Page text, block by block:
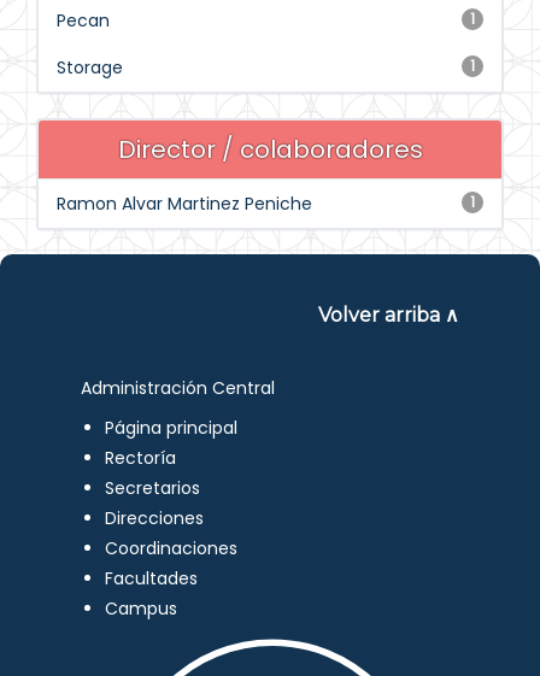
1
Pecan
1
Storage
Director / colaboradores
1
Ramon Alvar Martinez Peniche
Volver arriba ∧
Administración Central
Página principal
Rectoría
Secretarios
Direcciones
Coordinaciones
Facultades
Campus